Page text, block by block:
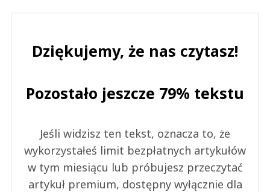
Dziękujemy, że nas czytasz!
Pozostało jeszcze 79% tekstu
Jeśli widzisz ten tekst, oznacza to, że
wykorzystałeś limit bezpłatnych artykułów
w tym miesiącu lub próbujesz przeczytać
artykuł premium, dostępny wyłącznie dla